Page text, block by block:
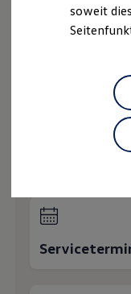
Driving
Lifestyle
T-
Golf
ID.
R-
Besitzer und
Software
Unfall
soweit